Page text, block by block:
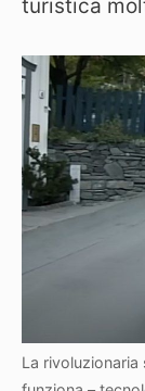
turistica
La rivoluzionaria